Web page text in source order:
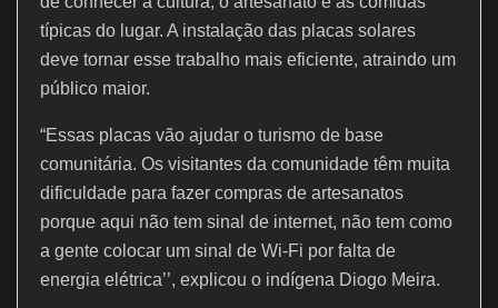
típicas do lugar. A instalação das placas solares
deve tornar esse trabalho mais eficiente, atraindo um
público maior.
“Essas placas vão ajudar o turismo de base
comunitária. Os visitantes da comunidade têm muita
dificuldade para fazer compras de artesanatos
porque aqui não tem sinal de internet, não tem como
a gente colocar um sinal de Wi-Fi por falta de
energia elétrica’’, explicou o indígena Diogo Meira.